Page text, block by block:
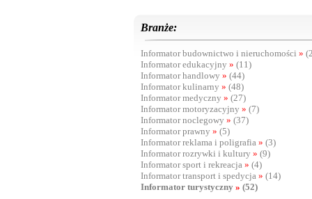
Branże:
Informator budownictwo i nieruchomości »
Informator edukacyjny » (11)
Informator handlowy » (44)
Informator kulinarny » (48)
Informator medyczny » (27)
Informator motoryzacyjny » (7)
Informator noclegowy » (37)
Informator prawny » (5)
Informator reklama i poligrafia » (3)
Informator rozrywki i kultury » (9)
Informator sport i rekreacja » (4)
Informator transport i spedycja » (14)
Informator turystyczny » (52)